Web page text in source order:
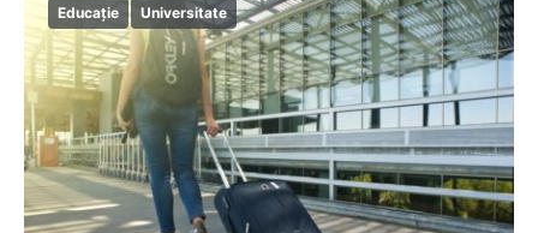
Educație Universitate